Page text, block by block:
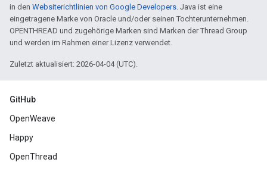
in den Websiterichtlinien von Google Developers. Java ist eine
eingetragene Marke von Oracle und/oder seinen Tochterunternehmen.
OPENTHREAD und zugehörige Marken sind Marken der Thread Group
und werden im Rahmen einer Lizenz verwendet.
Zuletzt aktualisiert: 2026-04-04 (UTC).
GitHub
OpenWeave
Happy
OpenThread